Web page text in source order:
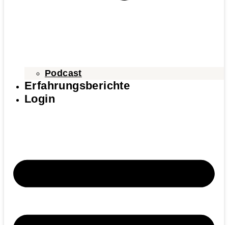
Podcast
Erfahrungsberichte
Login